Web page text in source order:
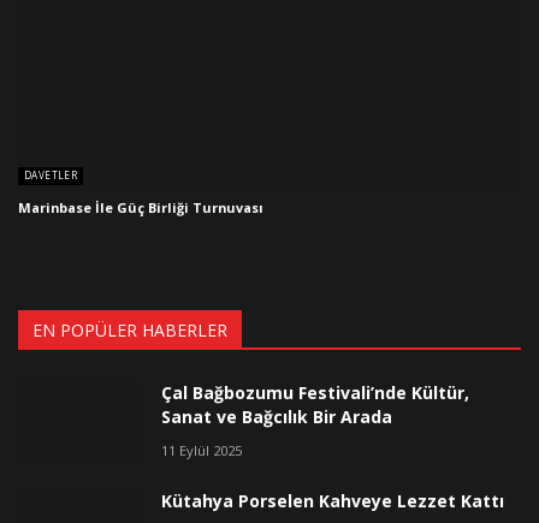
DAVETLER
Marinbase İle Güç Birliği Turnuvası
EN POPÜLER HABERLER
Çal Bağbozumu Festivali’nde Kültür,
Sanat ve Bağcılık Bir Arada
11 Eylül 2025
Kütahya Porselen Kahveye Lezzet Kattı